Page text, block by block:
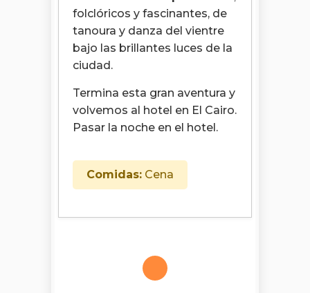
folclóricos y fascinantes, de
tanoura y danza del vientre
bajo las brillantes luces de la
ciudad.
Termina esta gran aventura y
volvemos al hotel en El Cairo.
Pasar la noche en el hotel.
Comidas: Cena